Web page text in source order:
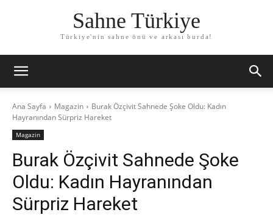
Sahne Türkiye
Türkiye'nin sahne önü ve arkası burda!
Ana Sayfa Magazin
Burak Özçivit Sahnede Şoke Oldu: Kadın
Hayranından Sürpriz Hareket
Magazin
Burak Özçivit Sahnede Şoke
Oldu: Kadın Hayranından
Sürpriz Hareket